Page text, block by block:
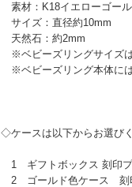
素材：K18イエローゴー
サイズ：直径約10mm
天然石：約2mm
※ベビーズリングサイズは
※ベビーズリング本体には
◇ケースは以下からお選び
1 ギフトボックス 刻印プ
2 ゴールド色ケース 刻